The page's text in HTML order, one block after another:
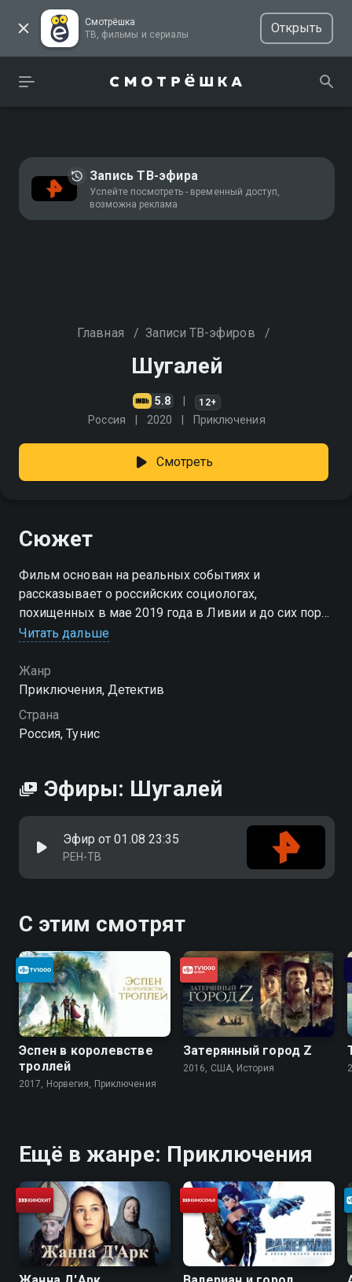
Смотрёшка
ТВ, фильмы и сериалы
Открыть
Запись ТВ-эфира
Успейте посмотреть - временный доступ,
возможна реклама
Главная / Записи ТВ-эфиров /
Шугалей
5.8 12+
Россия 2020 Приключения
Смотреть
Сюжет
Фильм основан на реальных событиях и
рассказывает о российских социологах,
похищенных в мае 2019 года в Ливии и до сих пор
незаконно удерживаемых исламистскими
Читать дальше
Жанр
Приключения, Детектив
Страна
Россия, Тунис
Эфиры: Шугалей
Эфир от 01.08 23:35
РЕН-ТВ
С этим смотрят
Эспен в королевстве
троллей
2017, Норвегия, Приключения
Затерянный город Z
2016, США, История
Ещё в жанре: Приключения